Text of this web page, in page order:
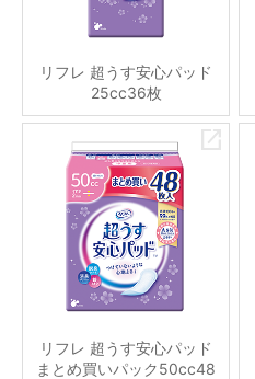
リフレ 超うす安心パッド
25cc36枚
リフレ 超うす安心パッド
まとめ買いパック50cc48